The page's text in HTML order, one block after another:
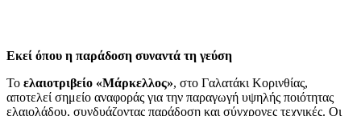
Εκεί όπου η παράδοση συναντά τη γεύση
Το ελαιοτριβείο «Μάρκελλος», στο Γαλατάκι Κορινθίας,
αποτελεί σημείο αναφοράς για την παραγωγή υψηλής ποιότητας
ελαιολάδου, συνδυάζοντας παράδοση και σύγχρονες τεχνικές. Οι